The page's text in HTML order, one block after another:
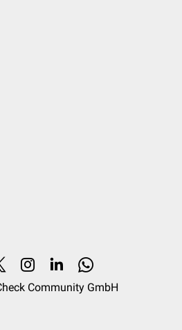
Community GmbH